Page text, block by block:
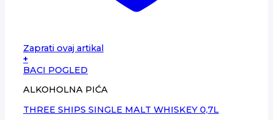
Zaprati ovaj artikal
+
BACI POGLED
ALKOHOLNA PIĆA
THREE SHIPS SINGLE MALT WHISKEY 0,7L